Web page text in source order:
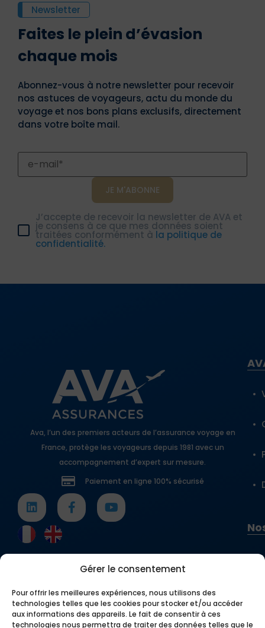
Gérer le consentement
Pour offrir les meilleures expériences, nous utilisons des
technologies telles que les cookies pour stocker et/ou accéder
aux informations des appareils. Le fait de consentir à ces
technologies nous permettra de traiter des données telles que le
Newsletter
Faites le plein d’évasion
chaque mois
Abonnez-vous à notre newsletter pour recevoir
nos astuces de voyageurs, actu du monde du
voyage et nos bons plans exclusifs, directement
dans votre boîte mail.
J’accepte de recevoir la newsletter de AVA et
je consens à ce que mes données soient
traitées conformément à la politique de
confidentialité.
Ava, l’un des premiers acteurs de l’assurance voyage en
France, protège les voyageurs depuis 1981 avec un
accompagnement d’expert sur mesure.
Paiement en ligne 100% sécurisé